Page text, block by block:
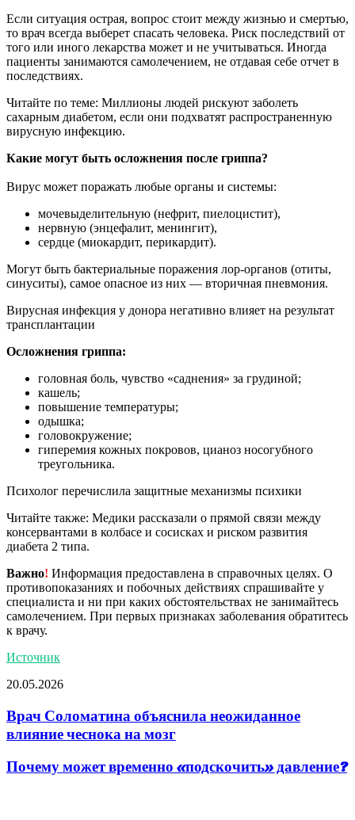
Если ситуация острая, вопрос стоит между жизнью и смертью,
то врач всегда выберет спасать человека. Риск последствий от
того или иного лекарства может и не учитываться. Иногда
пациенты занимаются самолечением, не отдавая себе отчет в
последствиях.
Читайте по теме: Миллионы людей рискуют заболеть
сахарным диабетом, если они подхватят распространенную
вирусную инфекцию.
Какие могут быть осложнения после гриппа?
Вирус может поражать любые органы и системы:
мочевыделительную (нефрит, пиелоцистит),
нервную (энцефалит, менингит),
сердце (миокардит, перикардит).
Могут быть бактериальные поражения лор-органов (отиты,
синуситы), самое опасное из них — вторичная пневмония.
Вирусная инфекция у донора негативно влияет на результат
трансплантации
Осложнения гриппа:
головная боль, чувство «саднения» за грудиной;
кашель;
повышение температуры;
одышка;
головокружение;
гиперемия кожных покровов, цианоз носогубного
треугольника.
Психолог перечислила защитные механизмы психики
Читайте также: Медики рассказали о прямой связи между
консервантами в колбасе и сосисках и риском развития
диабета 2 типа.
Важно! Информация предоставлена в справочных целях. О
противопоказаниях и побочных действиях спрашивайте у
специалиста и ни при каких обстоятельствах не занимайтесь
самолечением. При первых признаках заболевания обратитесь
к врачу.
Источник
20.05.2026
Врач Соломатина объяснила неожиданное
влияние чеснока на мозг
Почему может временно «подскочить» давление?